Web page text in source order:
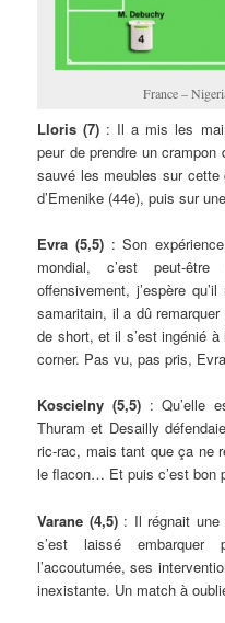
France –
Lloris (7) : Il a mis les
peur de prendre un
sauvé les meubles sur cette
d’Emenike (44e), puis sur
Evra (5,5): Son
mondial, c’est peut-
offensivement, j’espère
samaritain, il a dû
de short, et il s’est ingénié
corner. Pas vu, pas pris,
Koscielny (5,5): Qu’elle
Thuram et Desailly
ric-rac, mais tant que ça ne
le flacon… Et puis c’est bon
Varane (4,5): Il régnait une
s’est laissé embarquer
l’accoutumée, ses
inexistante. Un match à